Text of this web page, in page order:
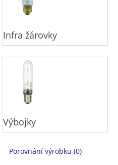
Infra žárovky
Výbojky
Porovnání výrobku (0)